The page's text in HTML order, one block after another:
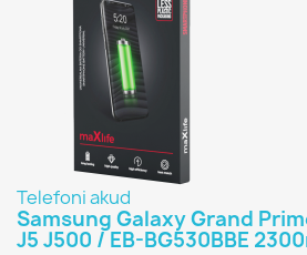
Telefoni akud
Samsung Galaxy Grand
J5 J500 / EB-BG530BBE